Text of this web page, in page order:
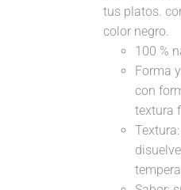
tus platos.
color negro.
100 %
Forma
con
textura